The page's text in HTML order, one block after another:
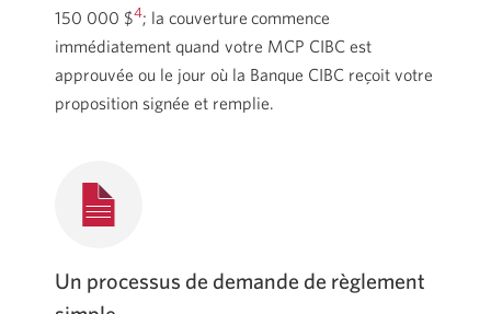
150 000 $4; la couverture commence
immédiatement quand votre MCP CIBC est
approuvée ou le jour où la Banque CIBC reçoit votre
proposition signée et remplie.
Un processus de demande de règlement